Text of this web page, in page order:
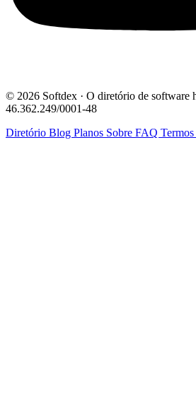
© 2026 Softdex · O diretório de software
46.362.249/0001-48
Diretório Blog Planos Sobre FAQ Termos